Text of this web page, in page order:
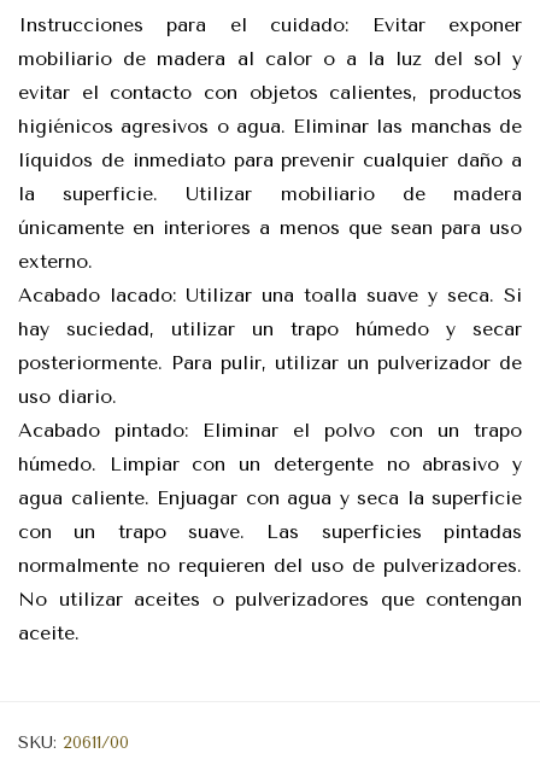
Instrucciones para el cuidado: Evitar exponer
mobiliario de madera al calor o a la luz del sol y
evitar el contacto con objetos calientes, productos
higiénicos agresivos o agua. Eliminar las manchas de
líquidos de inmediato para prevenir cualquier daño a
la superficie. Utilizar mobiliario de madera
únicamente en interiores a menos que sean para uso
externo.
Acabado lacado: Utilizar una toalla suave y seca. Si
hay suciedad, utilizar un trapo húmedo y secar
posteriormente. Para pulir, utilizar un pulverizador de
uso diario.
Acabado pintado: Eliminar el polvo con un trapo
húmedo. Limpiar con un detergente no abrasivo y
agua caliente. Enjuagar con agua y seca la superficie
con un trapo suave. Las superficies pintadas
normalmente no requieren del uso de pulverizadores.
No utilizar aceites o pulverizadores que contengan
aceite.
SKU: 20611/00